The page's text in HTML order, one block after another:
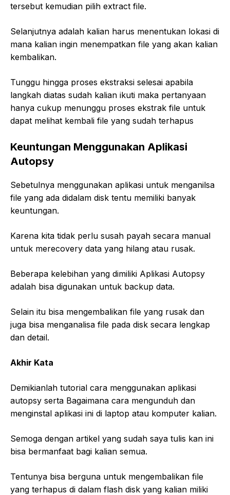
tersebut kemudian pilih extract file.
Selanjutnya adalah kalian harus menentukan lokasi di
mana kalian ingin menempatkan file yang akan kalian
kembalikan.
Tunggu hingga proses ekstraksi selesai apabila
langkah diatas sudah kalian ikuti maka pertanyaan
hanya cukup menunggu proses ekstrak file untuk
dapat melihat kembali file yang sudah terhapus
Keuntungan Menggunakan Aplikasi
Autopsy
Sebetulnya menggunakan aplikasi untuk menganilsa
file yang ada didalam disk tentu memiliki banyak
keuntungan.
Karena kita tidak perlu susah payah secara manual
untuk merecovery data yang hilang atau rusak.
Beberapa kelebihan yang dimiliki Aplikasi Autopsy
adalah bisa digunakan untuk backup data.
Selain itu bisa mengembalikan file yang rusak dan
juga bisa menganalisa file pada disk secara lengkap
dan detail.
Akhir Kata
Demikianlah tutorial cara menggunakan aplikasi
autopsy serta Bagaimana cara mengunduh dan
menginstal aplikasi ini di laptop atau komputer kalian.
Semoga dengan artikel yang sudah saya tulis kan ini
bisa bermanfaat bagi kalian semua.
Tentunya bisa berguna untuk mengembalikan file
yang terhapus di dalam flash disk yang kalian miliki